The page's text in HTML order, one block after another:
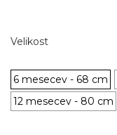
Velikost
6 mesecev - 68 cm
12 mesecev - 80 cm